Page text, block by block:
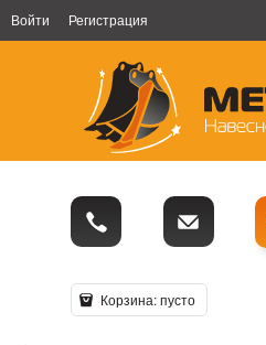
Войти Регистрация
Корзина:пусто